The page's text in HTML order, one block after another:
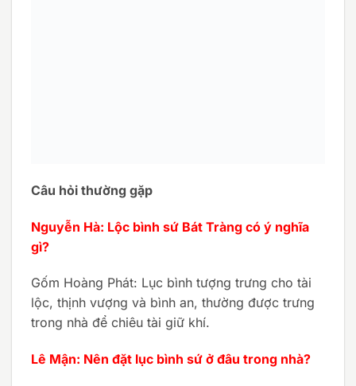
Câu hỏi thường gặp
Nguyễn Hà: Lộc bình sứ Bát Tràng có ý nghĩa
gì?
Gốm Hoàng Phát: Lục bình tượng trưng cho tài
lộc, thịnh vượng và bình an, thường được trưng
trong nhà để chiêu tài giữ khí.
Lê Mận: Nên đặt lục bình sứ ở đâu trong nhà?